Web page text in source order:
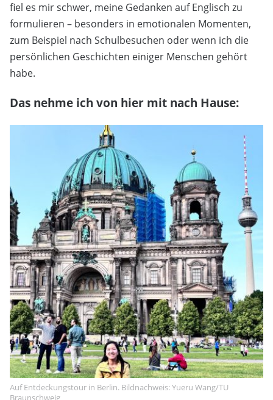
fiel es mir schwer, meine Gedanken auf Englisch zu
formulieren – besonders in emotionalen Momenten,
zum Beispiel nach Schulbesuchen oder wenn ich die
persönlichen Geschichten einiger Menschen gehört
habe.
Das nehme ich von hier mit nach Hause:
Auf Entdeckungstour in Berlin. Bildnachweis: Yueru Wang/TU
Braunschweig